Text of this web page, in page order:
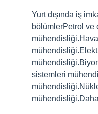
Yurt dışında iş
bölümlerPetrol ve
sistemleri